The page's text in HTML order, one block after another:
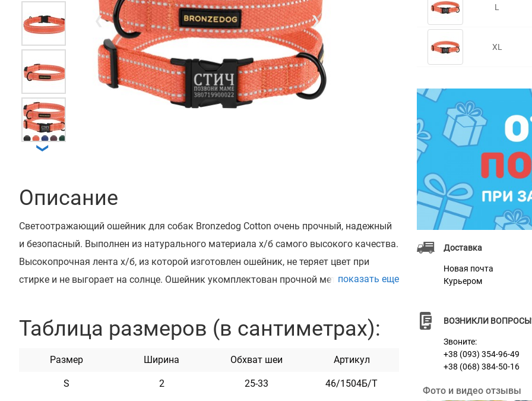
❮ ❯
❯
Описание
Светоотражающий ошейник для собак Bronzedog Cotton очень прочный, надежный
и безопасный. Выполнен из натурального материала х/б самого высокого качества.
Высокопрочная лента х/б, из которой изготовлен ошейник, не теряет цвет при
стирке и не выгорает на солнце. Ошейник укомплектован прочной металлической
адрес, номер микрочипа и т.п. Текст наносится с помощью лазера, поэтому со
два ряда светоотражающих элементов и не боится воды. Он практичен и
неприхотлив в уходе.
показать еще
Таблица размеров (в сантиметрах):
Размер Ширина Обхват шеи Артикул
S 2 25-33 46/1504Б/Т
L
XL
Доставка
Новая почта
Курьером
ВОЗНИКЛИ
Звоните:
+38 (093) 354-96-49
+38 (068) 384-50-16
Фото и видео отзывы